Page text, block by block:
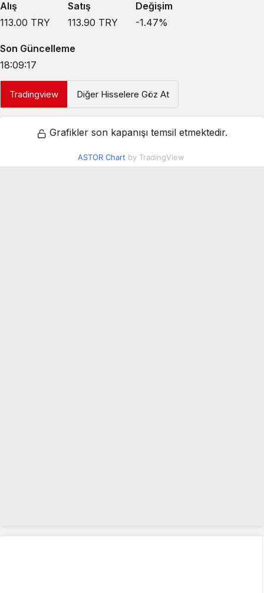
Alış
113.00 TRY
Satış
113.90 TRY
Değişim
-1.47%
Son Güncelleme
18:09:17
Tradingview Diğer Hisselere Göz At
Grafikler son kapanışı temsil etmektedir.
ASTOR Chart by TradingView